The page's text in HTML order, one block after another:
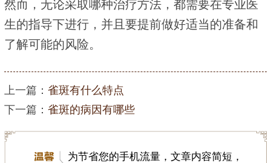
然而，无论采取哪种治疗方法，都需要在专业医
生的指导下进行，并且要提前做好适当的准备和
了解可能的风险。
上一篇： 雀斑有什么特点
下一篇： 雀斑的病因有哪些
为节省您的手机流量，文章内容简短，